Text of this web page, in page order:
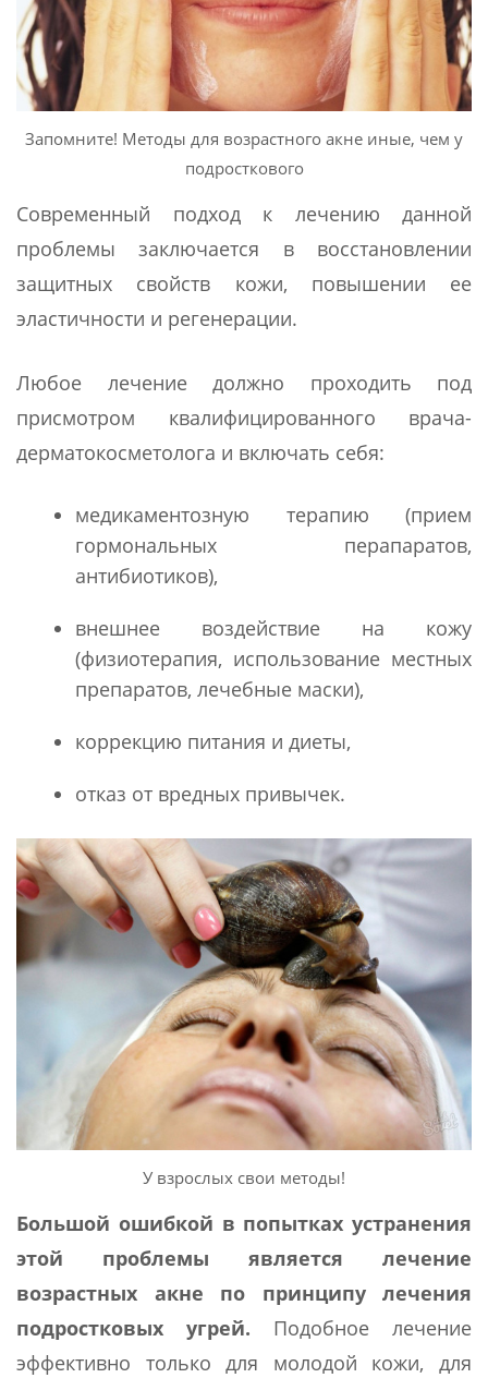
Запомните! Методы для возрастного акне иные, чем у
подросткового
Современный подход к лечению данной
проблемы заключается в восстановлении
защитных свойств кожи, повышении ее
эластичности и регенерации.
Любое лечение должно проходить под
присмотром квалифицированного врача-
дерматокосметолога и включать себя:
медикаментозную терапию (прием
гормональных перапаратов,
антибиотиков),
внешнее воздействие на кожу
(физиотерапия, использование местных
препаратов, лечебные маски),
коррекцию питания и диеты,
отказ от вредных привычек.
У взрослых свои методы!
Большой ошибкой в попытках устранения
этой проблемы является лечение
возрастных акне по принципу лечения
подростковых угрей. Подобное лечение
эффективно только для молодой кожи, для